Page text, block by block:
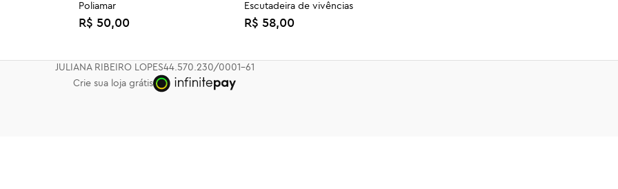
Poliamar
R$ 50,00
Escutadeira de vivências
R$ 58,00
JULIANA RIBEIRO LOPES44.570.230/0001-61
Crie sua loja grátis